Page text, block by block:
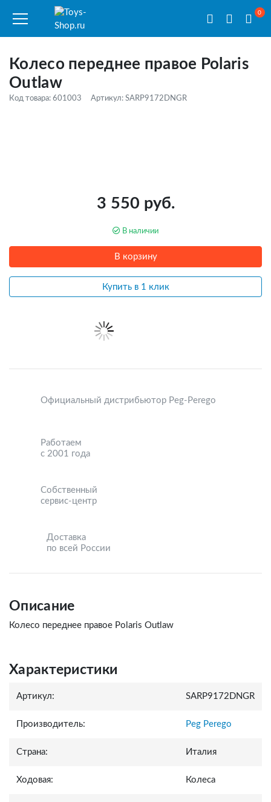
0
Колесо переднее правое Polaris
Outlaw
Код товара: 601003 Артикул: SARP9172DNGR
3 550 руб.
В наличии
В корзину
Купить в 1 клик
Официальный дистрибьютор Peg-Perego
Работаем
с 2001 года
Собственный
сервис-центр
Доставка
по всей России
Описание
Колесо переднее правое Polaris Outlaw
Характеристики
Артикул: SARP9172DNGR
Производитель: Peg Perego
Страна: Италия
Ходовая: Колеса